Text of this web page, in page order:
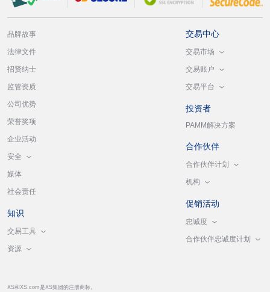
品牌故事
法律文件
招贤纳士
监管资质
公司优势
荣誉奖项
企业活动
安全
媒体
社会责任
知识
交易工具
资源
交易中心
交易市场
交易账户
交易平台
投资者
PAMM解决方案
合作伙伴
合作伙伴计划
机构
促销活动
忠诚度
合作伙伴忠诚度计划
XS和XS.com是XS集团的注册商标。